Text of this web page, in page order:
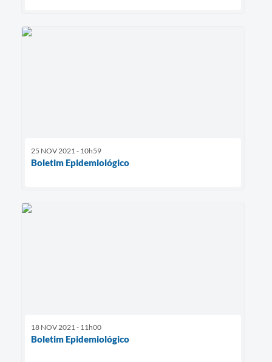
25 NOV 2021 - 10h59
Boletim Epidemiológico
18 NOV 2021 - 11h00
Boletim Epidemiológico